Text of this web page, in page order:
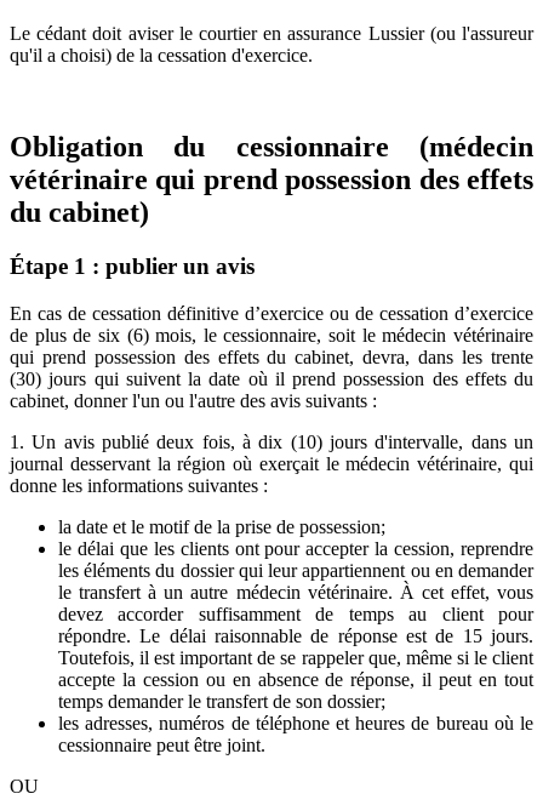
Le cédant doit aviser le courtier en assurance Lussier (ou l'assureur
qu'il a choisi) de la cessation d'exercice.
Obligation du cessionnaire (médecin
vétérinaire qui prend possession des effets
du cabinet)
Étape 1 : publier un avis
En cas de cessation définitive d’exercice ou de cessation d’exercice
de plus de six (6) mois, le cessionnaire, soit le médecin vétérinaire
qui prend possession des effets du cabinet, devra, dans les trente
(30) jours qui suivent la date où il prend possession des effets du
cabinet, donner l'un ou l'autre des avis suivants :
1. Un avis publié deux fois, à dix (10) jours d'intervalle, dans un
journal desservant la région où exerçait le médecin vétérinaire, qui
donne les informations suivantes :
la date et le motif de la prise de possession;
le délai que les clients ont pour accepter la cession, reprendre
les éléments du dossier qui leur appartiennent ou en demander
le transfert à un autre médecin vétérinaire. À cet effet, vous
devez accorder suffisamment de temps au client pour
répondre. Le délai raisonnable de réponse est de 15 jours.
Toutefois, il est important de se rappeler que, même si le client
accepte la cession ou en absence de réponse, il peut en tout
temps demander le transfert de son dossier;
les adresses, numéros de téléphone et heures de bureau où le
cessionnaire peut être joint.
OU